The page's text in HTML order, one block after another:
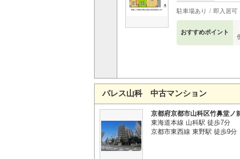
駐車場あり 即入居可
おすすめポイント
パレス山科 中古マンション
京都府京都市山科区竹鼻堂ノ
東海道本線 山科駅 徒歩7分
京都市東西線 東野駅 徒歩9分